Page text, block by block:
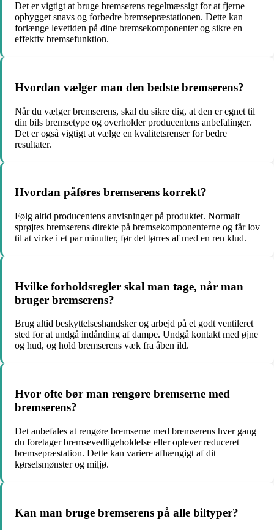
Det er vigtigt at bruge bremserens regelmæssigt for at fjerne
opbygget snavs og forbedre bremsepræstationen. Dette kan
forlænge levetiden på dine bremsekomponenter og sikre en
effektiv bremsefunktion.
Hvordan vælger man den bedste bremserens?
Når du vælger bremserens, skal du sikre dig, at den er egnet til
din bils bremsetype og overholder producentens anbefalinger.
Det er også vigtigt at vælge en kvalitetsrenser for bedre
resultater.
Hvordan påføres bremserens korrekt?
Følg altid producentens anvisninger på produktet. Normalt
sprøjtes bremserens direkte på bremsekomponenterne og får lov
til at virke i et par minutter, før det tørres af med en ren klud.
Hvilke forholdsregler skal man tage, når man
bruger bremserens?
Brug altid beskyttelseshandsker og arbejd på et godt ventileret
sted for at undgå indånding af dampe. Undgå kontakt med øjne
og hud, og hold bremserens væk fra åben ild.
Hvor ofte bør man rengøre bremserne med
bremserens?
Det anbefales at rengøre bremserne med bremserens hver gang
du foretager bremsevedligeholdelse eller oplever reduceret
bremsepræstation. Dette kan variere afhængigt af dit
kørselsmønster og miljø.
Kan man bruge bremserens på alle biltyper?